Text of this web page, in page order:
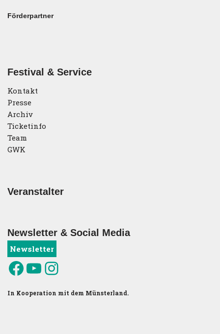
Förderpartner
Festival & Service
Kontakt
Presse
Archiv
Ticketinfo
Team
GWK
Veranstalter
Newsletter & Social Media
Newsletter
In Kooperation mit dem Münsterland.